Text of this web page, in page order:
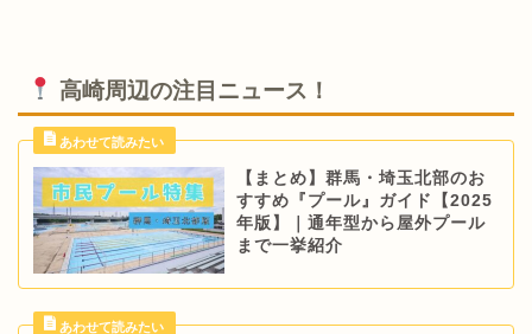
高崎周辺の注目ニュース！
【まとめ】群馬・埼玉北部のお
すすめ『プール』ガイド【2025
年版】｜通年型から屋外プール
まで一挙紹介